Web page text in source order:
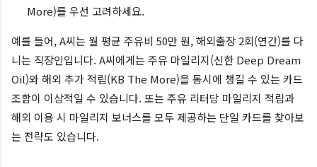
More)를 우선 고려하세요.
예를 들어, A씨는 월 평균 주유비 50만 원, 해외출장 2회(연간)를 다
니는 직장인입니다. A씨에게는 주유 마일리지(신한 Deep Dream
Oil)와 해외 추가 적립(KB The More)을 동시에 챙길 수 있는 카드
조합이 이상적일 수 있습니다. 또는 주유 리터당 마일리지 적립과
해외 이용 시 마일리지 보너스를 모두 제공하는 단일 카드를 찾아보
는 전략도 있습니다.